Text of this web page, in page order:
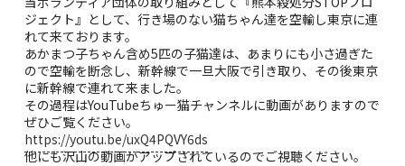
ジェクト』として、行き場のない猫ちゃん達を空輸し東京に連
れて来ております。
あかまつ子ちゃん含め5匹の子猫達は、あまりにも小さ過ぎた
ので空輸を断念し、新幹線で一旦大阪で引き取り、その後東京
に新幹線で連れて来ました。
その過程はYouTubeちゅー猫チャンネルに動画がありますので
ぜひご覧ください。
https://youtu.be/uxQ4PQVY6ds
他にも沢山の動画がアップされているのでご視聴ください。